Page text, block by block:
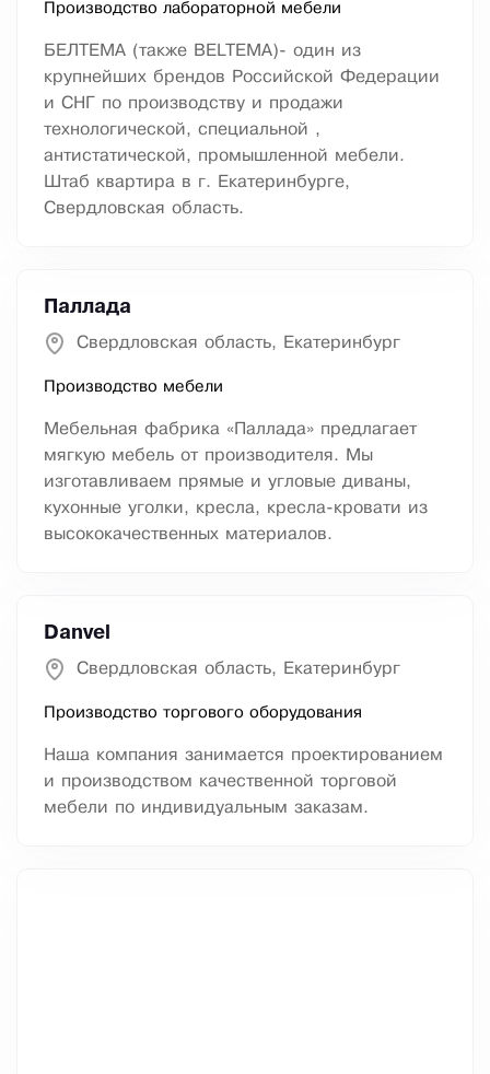
Производство лабораторной мебели
БЕЛТЕМА (также BELTEMA)- один из
крупнейших брендов Российской Федерации
и СНГ по производству и продажи
технологической, специальной ,
антистатической, промышленной мебели.
Штаб квартира в г. Екатеринбурге,
Свердловская область.
Паллада
Свердловская область, Екатеринбург
Производство мебели
Мебельная фабрика «Паллада» предлагает
мягкую мебель от производителя. Мы
изготавливаем прямые и угловые диваны,
кухонные уголки, кресла, кресла-кровати из
высококачественных материалов.
Danvel
Свердловская область, Екатеринбург
Производство торгового оборудования
Наша компания занимается проектированием
и производством качественной торговой
мебели по индивидуальным заказам.